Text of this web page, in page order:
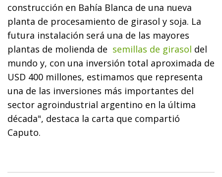
construcción en Bahía Blanca de una nueva
planta de procesamiento de girasol y soja. La
futura instalación será una de las mayores
plantas de molienda de semillas de girasol del
mundo y, con una inversión total aproximada de
USD 400 millones, estimamos que representa
una de las inversiones más importantes del
sector agroindustrial argentino en la última
década", destaca la carta que compartió
Caputo.